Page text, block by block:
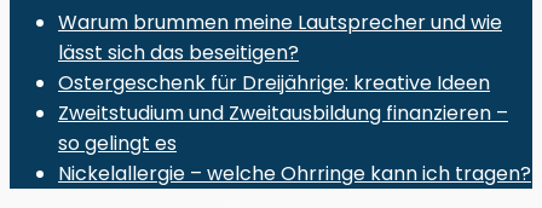
Warum brummen meine Lautsprecher und wie
lässt sich das beseitigen?
Ostergeschenk für Dreijährige: kreative Ideen
Zweitstudium und Zweitausbildung finanzieren –
so gelingt es
Nickelallergie – welche Ohrringe kann ich tragen?